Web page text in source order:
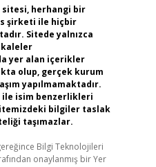
herhangi bir
şirketi ile hiçbir
Sitede yalnızca
yer alan içerikler
olup, gerçek kurum
yapılmamaktadır.
ile isim benzerlikleri
bilgiler taslak
taşımazlar.
Bilgi Teknolojileri
onaylanmış bir Yer